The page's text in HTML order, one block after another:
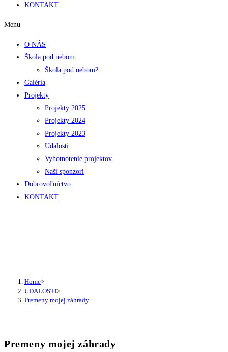
KONTAKT
Menu
O NÁS
Škola pod nebom
Škola pod nebom?
Galéria
Projekty
Projekty 2025
Projekty 2024
Projekty 2023
Udalosti
Vyhotnotenie projektov
Naši sponzori
Dobrovoľníctvo
KONTAKT
Home>
UDALOSTI>
Premeny mojej záhrady
Premeny mojej záhrady